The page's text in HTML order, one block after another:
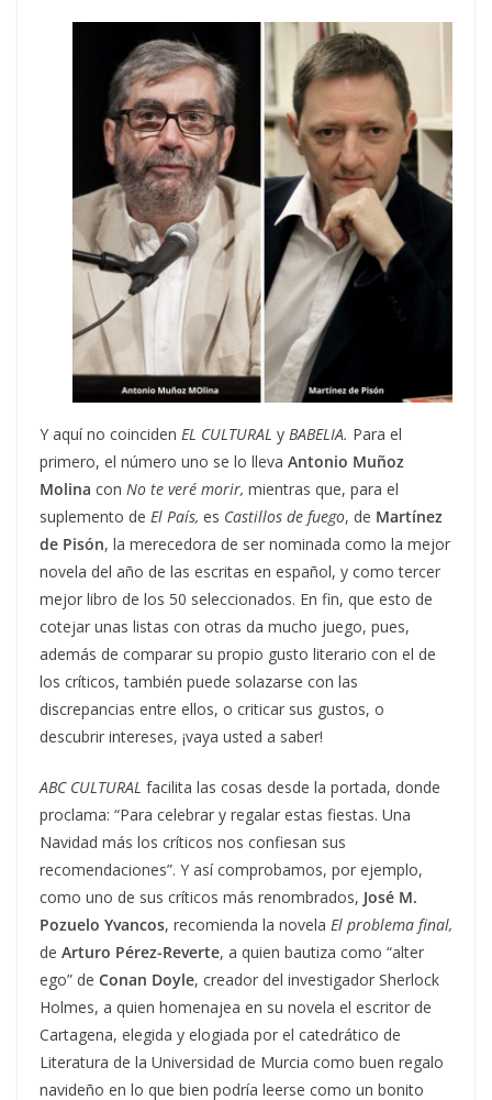
Y aquí no coinciden EL CULTURAL y BABELIA. Para el
primero, el número uno se lo lleva Antonio Muñoz
Molina con No te veré morir, mientras que, para el
suplemento de El País, es Castillos de fuego, de Martínez
de Pisón, la merecedora de ser nominada como la mejor
novela del año de las escritas en español, y como tercer
mejor libro de los 50 seleccionados. En fin, que esto de
cotejar unas listas con otras da mucho juego, pues,
además de comparar su propio gusto literario con el de
los críticos, también puede solazarse con las
discrepancias entre ellos, o criticar sus gustos, o
descubrir intereses, ¡vaya usted a saber!
ABC CULTURAL facilita las cosas desde la portada, donde
proclama: “Para celebrar y regalar estas fiestas. Una
Navidad más los críticos nos confiesan sus
recomendaciones”. Y así comprobamos, por ejemplo,
como uno de sus críticos más renombrados, José M.
Pozuelo Yvancos, recomienda la novela El problema final,
de Arturo Pérez-Reverte, a quien bautiza como “alter
ego” de Conan Doyle, creador del investigador Sherlock
Holmes, a quien homenajea en su novela el escritor de
Cartagena, elegida y elogiada por el catedrático de
Literatura de la Universidad de Murcia como buen regalo
navideño en lo que bien podría leerse como un bonito